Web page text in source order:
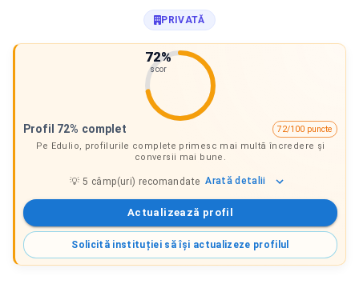
PRIVATĂ
72%
scor
Profil 72% complet
72/100 puncte
Pe Edulio, profilurile complete primesc mai multă încredere și
conversii mai bune.
💡5 câmp(uri) recomandate Arată detalii
Actualizează profil
Solicită instituției să își actualizeze profilul